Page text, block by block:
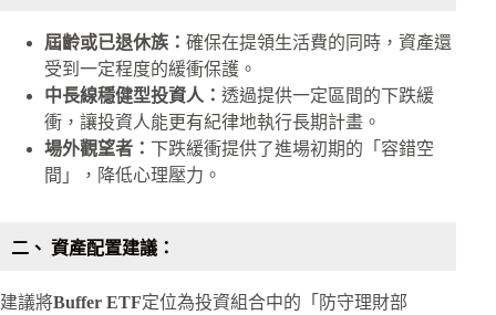
屆齡或已退休族： 確保在提領生活費的同時，資產還
受到一定程度的緩衝保護。
中長線穩健型投資人： 透過提供一定區間的下跌緩
衝，讓投資人能更有紀律地執行長期計畫。
場外觀望者： 下跌緩衝提供了進場初期的「容錯空
間」，降低心理壓力。
二、 資產配置建議：
建議將Buffer ETF定位為投資組合中的「防守理財部